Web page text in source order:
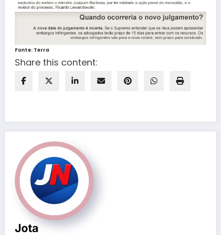
Fonte: Terra
Share this content:
Jota